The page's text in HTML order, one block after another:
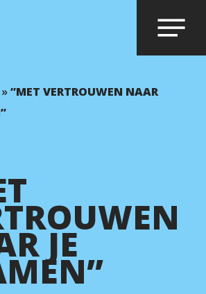
in en druk op
»”MET VERTROUWEN NAAR
JE